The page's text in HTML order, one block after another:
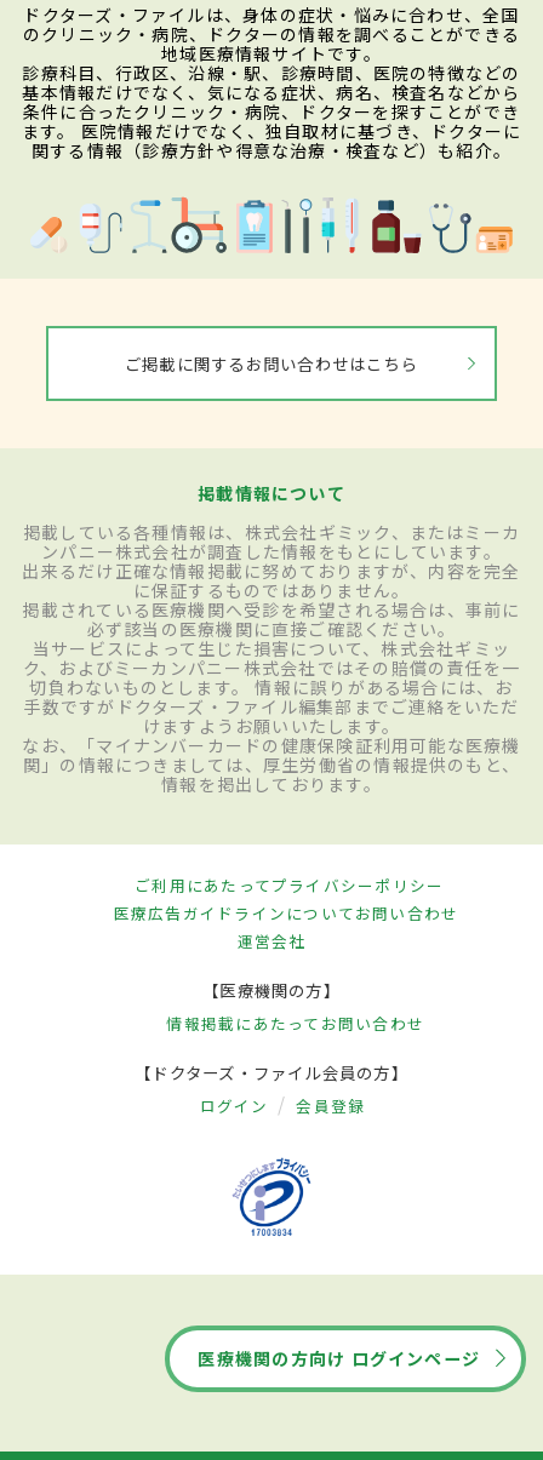
ドクターズ・ファイルは、身体の症状・悩みに合わせ、全国
のクリニック・病院、ドクターの情報を調べることができる
地域医療情報サイトです。
診療科目、行政区、沿線・駅、診療時間、医院の特徴などの
基本情報だけでなく、気になる症状、病名、検査名などから
条件に合ったクリニック・病院、ドクターを探すことができ
ます。 医院情報だけでなく、独自取材に基づき、ドクターに
関する情報（診療方針や得意な治療・検査など）も紹介。
ご掲載に関するお問い合わせはこちら
掲載情報について
掲載している各種情報は、株式会社ギミック、またはミーカ
ンパニー株式会社が調査した情報をもとにしています。
出来るだけ正確な情報掲載に努めておりますが、内容を完全
に保証するものではありません。
掲載されている医療機関へ受診を希望される場合は、事前に
必ず該当の医療機関に直接ご確認ください。
当サービスによって生じた損害について、株式会社ギミッ
ク、およびミーカンパニー株式会社ではその賠償の責任を一
切負わないものとします。 情報に誤りがある場合には、お
手数ですがドクターズ・ファイル編集部までご連絡をいただ
けますようお願いいたします。
なお、「マイナンバーカードの健康保険証利用可能な医療機
関」の情報につきましては、厚生労働省の情報提供のもと、
情報を掲出しております。
ご利用にあたってプライバシーポリシー
医療広告ガイドラインについてお問い合わせ
運営会社
【医療機関の方】
情報掲載にあたって お問い合わせ
【ドクターズ・ファイル会員の方】
ログイン 会員登録
医療機関の方向け ログインページ